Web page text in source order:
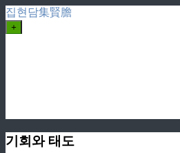
집현담集賢膽
+
기회와 태도